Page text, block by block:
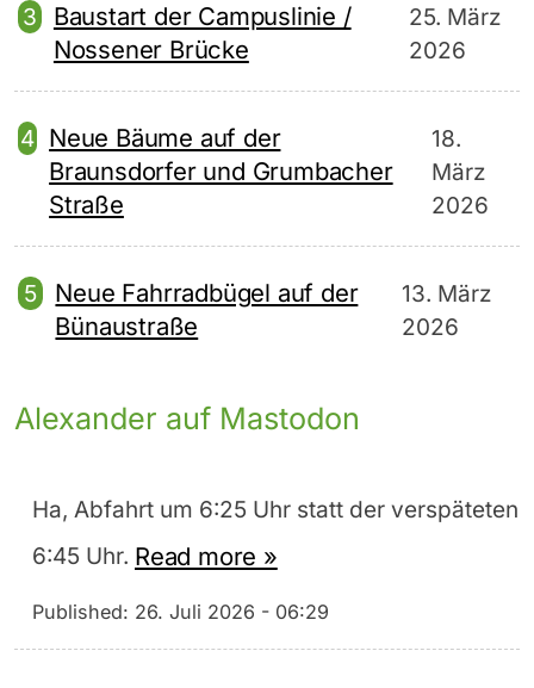
Baustart der Campuslinie /
Nossener Brücke
25. März
2026
Neue Bäume auf der
Braunsdorfer und Grumbacher
Straße
18.
März
2026
Neue Fahrradbügel auf der
Bünaustraße
13. März
2026
Alexander auf Mastodon
Ha, Abfahrt um 6:25 Uhr statt der verspäteten
6:45 Uhr. Read more »
Published: 26. Juli 2026 - 06:29